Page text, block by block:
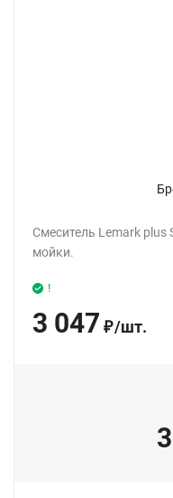
Смеситель Lemark plus
мойки.
!
3 047 ₽/шт.